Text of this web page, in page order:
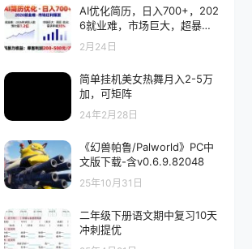
AI优化简历，日入700+，202
6就业难，市场巨大，超暴
力！
2月24日
简单挂机美女热舞月入2-5万
加，可矩阵
24年2月28日
《幻兽帕鲁/Palworld》PC中
文版下载-含v0.6.9.82048
25年10月31日
二年级下册语文期中复习10天
冲刺提优